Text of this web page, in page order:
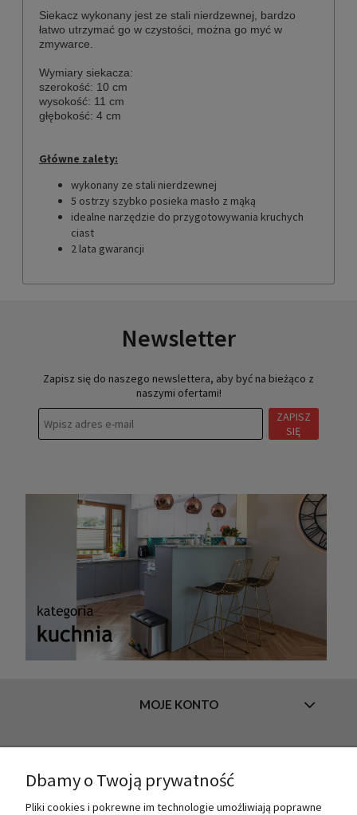
Siekacz wykonany jest ze stali nierdzewnej, bardzo
łatwo utrzymać go w czystości, można go myć w
zmywarce.
Wymiary siekacza:
szerokość: 10 cm
wysokość: 11 cm
głębokość: 4 cm
Główne zalety:
wykonany ze stali nierdzewnej
5 ostrzy szybko posieka masło z mąką
idealne narzędzie do przygotowywania kruchych
ciast
2 lata gwarancji
Newsletter
Zapisz się do naszego newslettera, aby być na bieżąco z
naszymi ofertami!
ZAPISZ
SIĘ
MOJE KONTO
Dbamy o Twoją prywatność
Pliki cookies i pokrewne im technologie umożliwiają poprawne